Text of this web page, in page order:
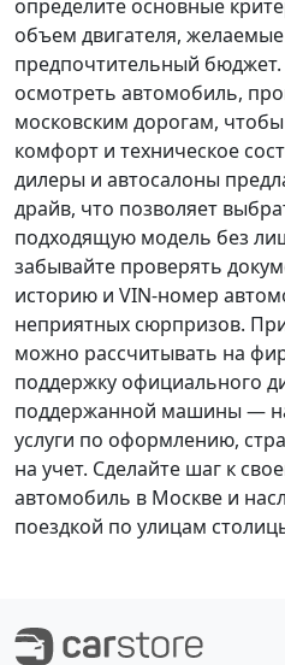
определите основные
объем двигателя,
предпочтительный
осмотреть автомобиль,
московским дорогам,
комфорт и техническое
дилеры и автосалоны
драйв, что позволяет
подходящую модель без
забывайте проверять
историю и VIN-номер
неприятных сюрпризов.
можно рассчитывать на
поддержку официального
поддержанной машины —
услуги по оформлению,
на учет. Сделайте шаг к
автомобиль в Москве и
поездкой по улицам